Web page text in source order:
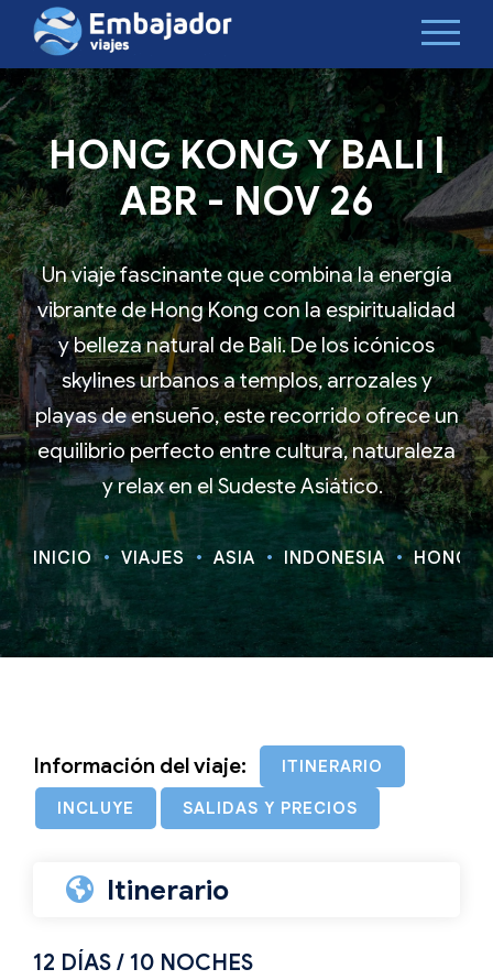
HONG KONG Y BALI |
ABR - NOV 26
Un viaje fascinante que combina la energía
vibrante de Hong Kong con la espiritualidad
y belleza natural de Bali. De los icónicos
skylines urbanos a templos, arrozales y
playas de ensueño, este recorrido ofrece un
equilibrio perfecto entre cultura, naturaleza
y relax en el Sudeste Asiático.
INICIO VIAJES ASIA INDONESIA HONG
Información del viaje: ITINERARIO
INCLUYE SALIDAS Y PRECIOS
Itinerario
12 DÍAS / 10 NOCHES